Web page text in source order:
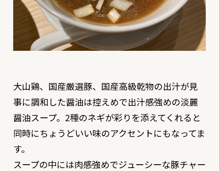
大山鶏、国産厳選豚、国産高級乾物の出汁が見
事に調和した醤油は控えめで出汁感強めの淡麗
醤油スープ。2種のネギが彩りを添えてくれると
同時にちょうどいい味のアクセントにもなってま
す。
スープの中には肉感強めでジューシーな豚チャー